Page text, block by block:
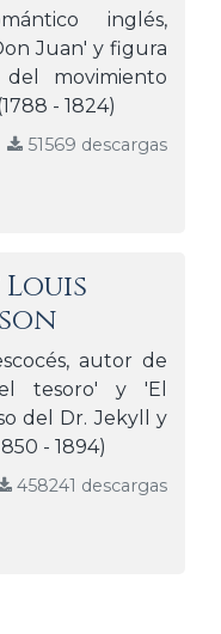
inglés,
Juan' y figura
movimiento
- 1824)
51569 descargas
autor de
tesoro' y 'El
del Dr. Jekyll y
- 1894)
458241 descargas